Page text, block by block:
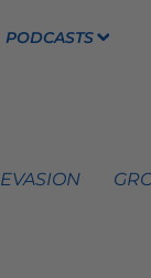
PODCASTS